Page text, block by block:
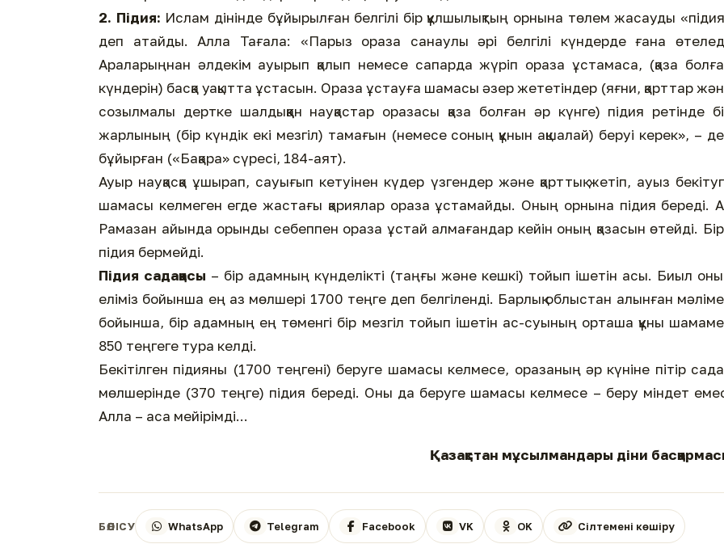
2. Підия: Ислам дінінде бұйырылған белгілі бір құлшылықтың орнына төлем жасауды
деп атайды. Алла Тағала: «Парыз ораза санаулы әрі белгілі күндерде ғана
Араларыңнан әлдекім ауырып қалып немесе сапарда жүріп ораза ұстамаса, (қаза
күндерін) басқа уақытта ұстасын. Ораза ұстауға шамасы әзер жететіндер (яғни, қарттар
созылмалы дертке шалдыққан науқастар оразасы қаза болған әр күнге) підия ретінде
жарлының (бір күндік екі мезгіл) тамағын (немесе соның құнын ақшалай) беруі керек», –
бұйырған («Бақара» сүресі, 184-аят).
Ауыр науқасқа ұшырап, сауығып кетуінен күдер үзгендер және қарттық жетіп, ауыз
шамасы келмеген егде жастағы қариялар ораза ұстамайды. Оның орнына підия береді.
Рамазан айында орынды себеппен ораза ұстай алмағандар кейін оның қазасын өтейді.
підия бермейді.
Підия садақасы – бір адамның күнделікті (таңғы және кешкі) тойып ішетін асы. Биыл
еліміз бойынша ең аз мөлшері 1700 теңге деп белгіленді. Барлық облыстан алынған
бойынша, бір адамның ең төменгі бір мезгіл тойып ішетін ас-суының орташа құны
850 теңгеге тура келді.
Бекітілген підияны (1700 теңгені) беруге шамасы келмесе, оразаның әр күніне пітір
мөлшерінде (370 теңге) підия береді. Оны да беруге шамасы келмесе – беру міндет
Алла – аса мейірімді...
Қазақстан мұсылмандары діни
БӨЛІСУ WhatsApp Telegram Facebook VK OK Сілтемені көшіру